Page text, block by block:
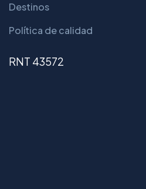
Destinos
Política de calidad
RNT 43572